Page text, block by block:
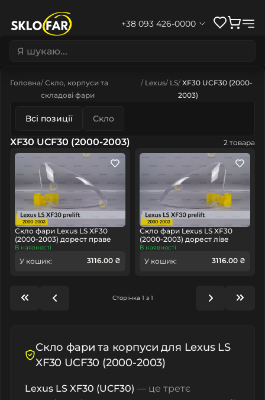
+38 093 426-0000
Головна Скло, корпуси та
складові фари
Lexus LS XF30 UCF30 (2000-
2003)
Всі позиції Скло
XF30 UCF30 (2000-2003) 2 товара
Скло фари Lexus LS XF30
(2000-2003) дорест праве
В наявності
У кошик: 3116.00 ₴
Скло фари Lexus LS XF30
(2000-2003) дорест ліве
В наявності
У кошик: 3116.00 ₴
Сторінка 1 з 1
Скло фари та корпуси для Lexus LS
XF30 UCF30 (2000-2003)
Lexus LS XF30 (UCF30) — це третє